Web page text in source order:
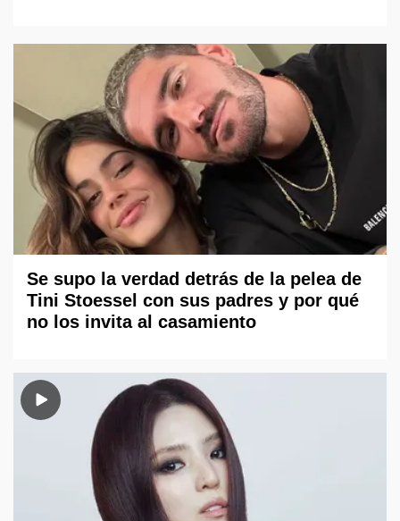
Se supo la verdad detrás de la pelea de
Tini Stoessel con sus padres y por qué
no los invita al casamiento